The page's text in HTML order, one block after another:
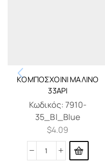
ΚΟΜΠΟΣΧΟΊΝΙ ΜΆΛΙΝΟ
33ΑΡΙ
Κωδικός:7910-
35_Bl_Blue
$4.09